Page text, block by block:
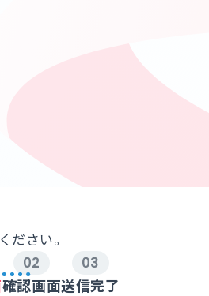
さい。
確認画面送信完了